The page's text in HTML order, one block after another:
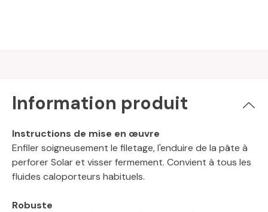
Information produit
Instructions de mise en œuvre
Enfiler soigneusement le filetage, l'enduire de la pâte à
perforer Solar et visser fermement. Convient à tous les
fluides caloporteurs habituels.
Robuste